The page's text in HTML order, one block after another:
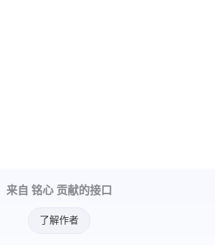
来自 铭心 贡献的接口
了解作者